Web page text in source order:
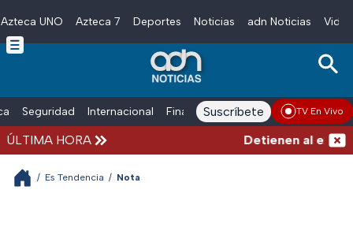
Skip to main content
Azteca UNO Azteca 7 Deportes Noticias adn Noticias
Seguridad Internacional Finanzas adn Noticias Radio
Suscríbete TV En Vivo
ÚLTIMA HORA Detienen al
/ Es Tendencia / Nota